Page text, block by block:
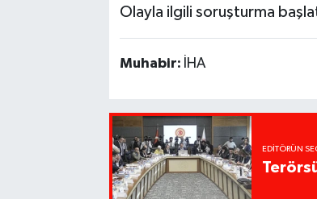
Olayla ilgili soruşturma
Muhabir: İHA
EDITÖRÜN